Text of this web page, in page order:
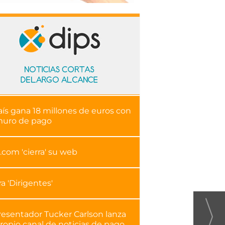
gana 18 millones de euros con
de pago
'cierra' su web
'Dirigentes'
Tucker Carlson lanza